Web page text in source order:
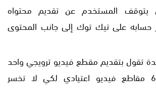
يتوقف المستخدم عن تقديم محتواه
حسابه على تيك توك إلى جانب المحتوى
تقول بتقديم مقطع فيديو ترويجي واحد
أمام كل 4-6 مقاطع فيديو اعتيادي لكي لا تخسر